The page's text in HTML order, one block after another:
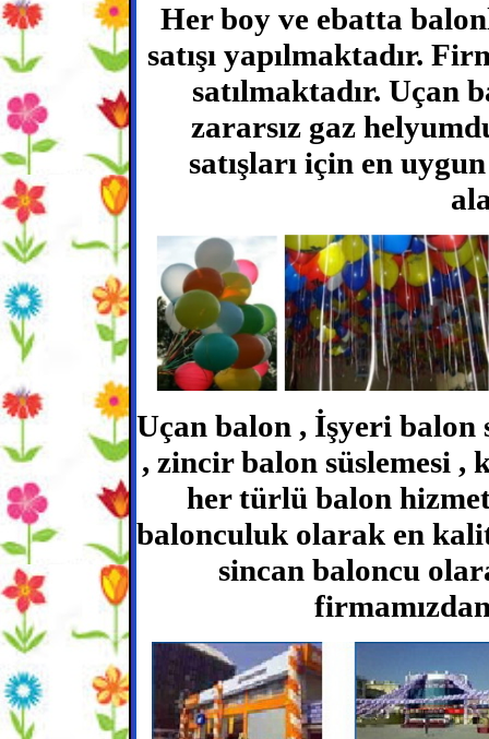
Her boy ve ebatta
satışı yapılmaktadır.
satılmaktadır. Uçan
zararsız gaz
satışları için en
Uçan balon , İşyeri balon
, zincir balon süslemesi ,
her türlü balon
balonculuk olarak en
sincan baloncu